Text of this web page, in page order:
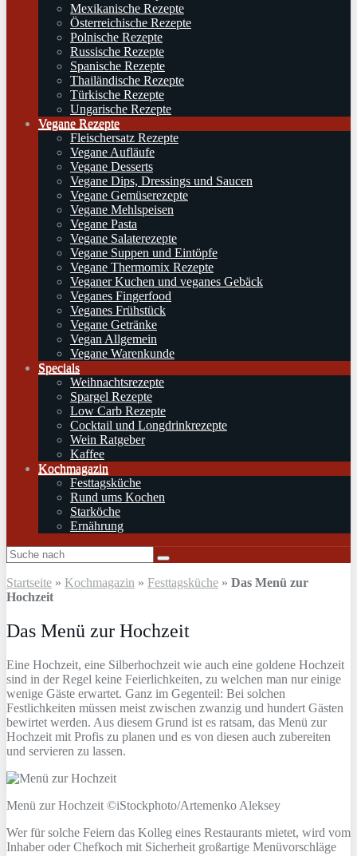
Mexikanische Rezepte
Österreichische Rezepte
Polnische Rezepte
Russische Rezepte
Spanische Rezepte
Thailändische Rezepte
Türkische Rezepte
Ungarische Rezepte
Vegane Rezepte
Fleischersatz Rezepte
Vegane Aufläufe
Vegane Desserts
Vegane Dips, Dressings und Saucen
Vegane Gemüserezepte
Vegane Mehlspeisen
Vegane Pasta
Vegane Salaterezepte
Vegane Suppen und Eintöpfe
Vegane Thermomix Rezepte
Veganer Kuchen und veganes Gebäck
Veganes Fingerfood
Veganes Frühstück
Vegane Getränke
Vegan Allgemein
Vegane Warenkunde
Specials
Weihnachtsrezepte
Spargel Rezepte
Low Carb Rezepte
Cocktail und Longdrinkrezepte
Wein Ratgeber
Kaffee
Kochmagazin
Festtagsküche
Rund ums Kochen
Starköche
Ernährung
Startseite » Kochmagazin » Festtagsküche » Das Menü zur
Hochzeit
Das Menü zur Hochzeit
Eine Hochzeit, eine Silberhochzeit wie auch eine goldene Hochzeit
sind in der Regel keine Feierlichkeiten, zu welchen man nur einige
wenige Gäste erwartet. Ganz im Gegenteil: Bei solchen
Festlichkeiten müssen meist zwischen zwanzig und hundert Gästen
bewirtet werden. Aus diesem Grund ist es ratsam, das Menü zur
Hochzeit mit Profis zu planen und es von diesen auch zubereiten
und servieren zu lassen.
Menü zur Hochzeit ©iStockphoto/Artemenko Aleksey
Wer für solche Feiern das Kolleg eines Restaurants mietet, wird vom
Inhaber oder Chefkoch mit Sicherheit großartige Menüvorschläge